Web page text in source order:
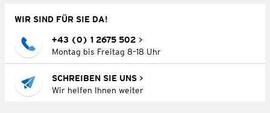
WIR SIND FÜR SIE DA!
+43 (0) 1 2675 502
Montag bis Freitag 8–18 Uhr
SCHREIBEN SIE UNS
Wir helfen Ihnen weiter